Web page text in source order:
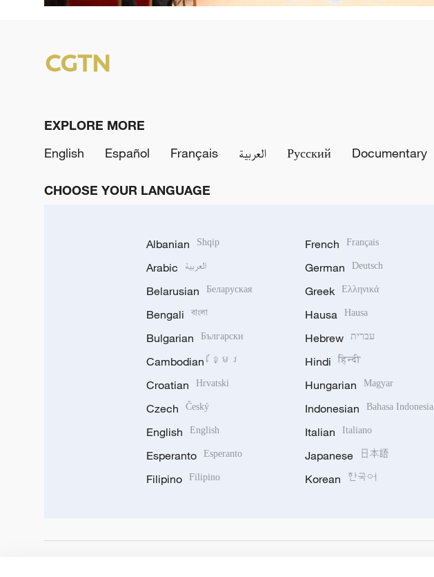
EXPLORE MORE
English
Español Français العربية Русский Documentary
CHOOSE YOUR LANGUAGE
Albanian Shqip
Arabic العربية
Belarusian Беларуская
Bengali বাংলা
Bulgarian Български
Cambodian ខ្មែរ
Croatian Hrvatski
Czech Český
English English
Esperanto Esperanto
Filipino Filipino
French Français
German Deutsch
Greek Ελληνικά
Hausa Hausa
Hebrew עברית
Hindi हिन्दी
Hungarian Magyar
Indonesian Bahasa Indonesia
Italian Italiano
Japanese 日本語
Korean 한국어